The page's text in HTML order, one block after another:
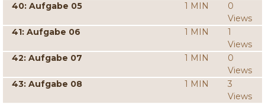
40: Aufgabe 05
1 MIN
0
Views
41: Aufgabe 06
1 MIN
1
Views
42: Aufgabe 07
1 MIN
0
Views
43: Aufgabe 08
1 MIN
3
Views